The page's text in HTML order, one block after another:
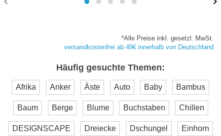
*Alle Preise inkl. gesetzl. MwSt.
versandkostenfrei ab 49€ innerhalb von Deutschland
Häufig gesuchte Themen:
Afrika Anker Äste Auto Baby Bambus
Baum Berge Blume Buchstaben Chillen
DESIGNSCAPE Dreiecke Dschungel Einhorn